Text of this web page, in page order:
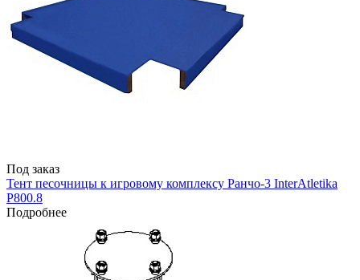
Под заказ
Тент песочницы к игровому комплексу Ранчо-3 InterAtletika
Р800.8
Подробнее